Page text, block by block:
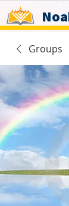
Groups